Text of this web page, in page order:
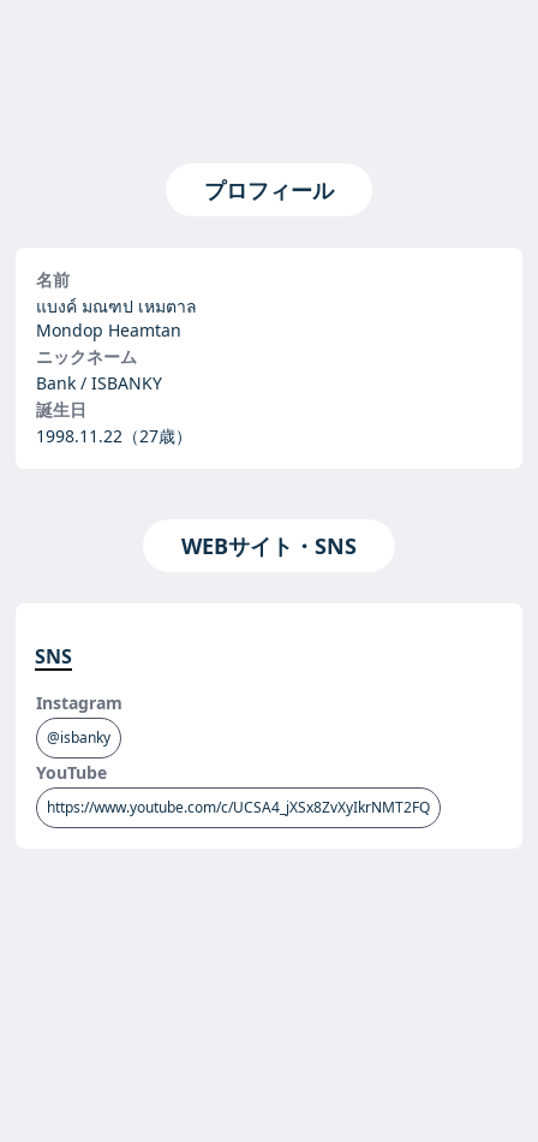
プロフィール
名前
แบงค์ มณฑป เหมตาล
Mondop Heamtan
ニックネーム
Bank / ISBANKY
誕生日
1998.11.22 （27歳）
WEBサイト・SNS
SNS
Instagram
@isbanky
YouTube
https://www.youtube.com/c/UCSA4_jXSx8ZvXyIkrNMT2FQ